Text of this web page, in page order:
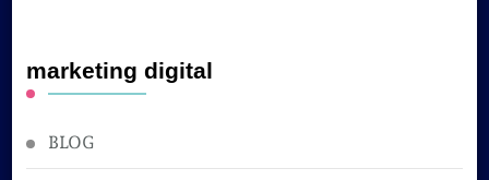
marketing digital
BLOG